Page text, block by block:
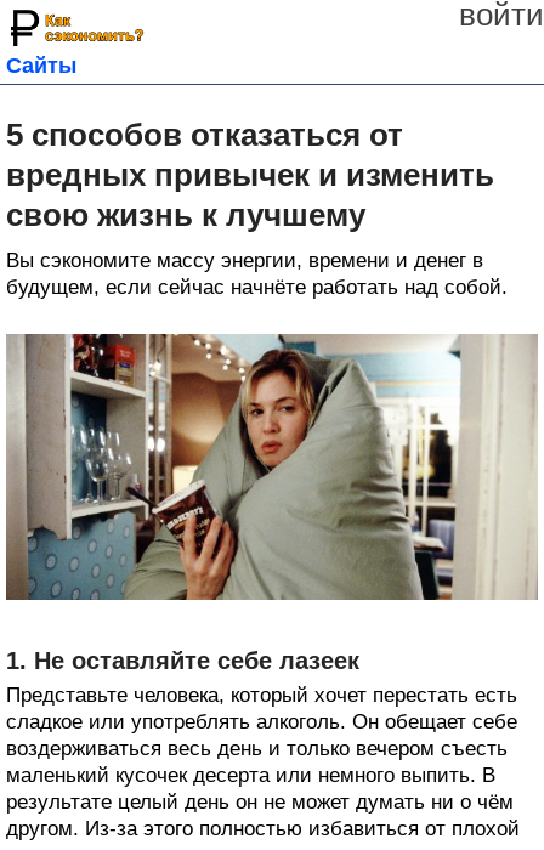
войти
Сайты
5 способов отказаться от
вредных привычек и изменить
свою жизнь к лучшему
Вы сэкономите массу энергии, времени и денег в
будущем, если сейчас начнёте работать над собой.
1. Не оставляйте себе лазеек
Представьте человека, который хочет перестать есть
сладкое или употреблять алкоголь. Он обещает себе
воздерживаться весь день и только вечером съесть
маленький кусочек десерта или немного выпить. В
результате целый день он не может думать ни о чём
другом. Из-за этого полностью избавиться от плохой